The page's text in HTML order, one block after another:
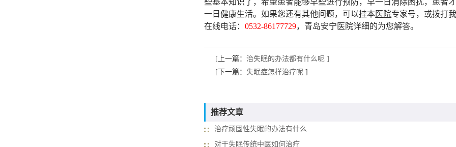
些基本知识了，希望患者能够早些进行预防，早一日消除困扰，患者
一日健康生活。如果您还有其他问题，可以挂本医院专家号，或拨打
在线电话：0532-86177729，青岛安宁医院详细的为您解答。
[上一篇： 治失眠的办法都有什么呢 ]
[下一篇： 失眠症怎样治疗呢 ]
推荐文章
治疗顽固性失眠的办法有什么
对于失眠传统中医如何治疗